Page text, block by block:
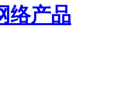
络产品